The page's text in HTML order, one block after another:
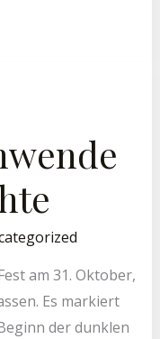
am 31. Oktober,
Es markiert
der dunklen